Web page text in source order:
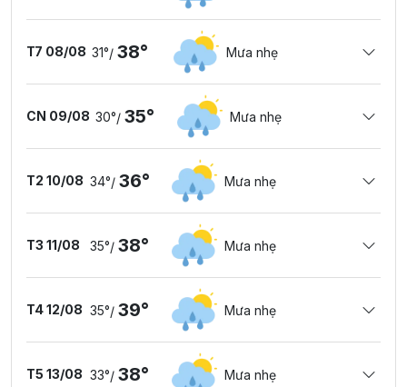
T7 08/08 31°/ 38° Mưa nhẹ
CN 09/08 30°/ 35° Mưa nhẹ
T2 10/08 34°/ 36° Mưa nhẹ
T3 11/08 35°/ 38° Mưa nhẹ
T4 12/08 35°/ 39° Mưa nhẹ
T5 13/08 33°/ 38° Mưa nhẹ